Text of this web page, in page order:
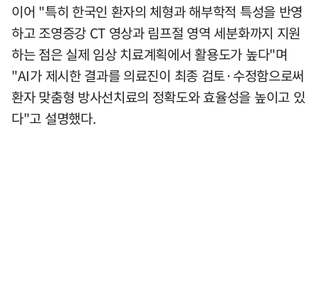
이어 "특히 한국인 환자의 체형과 해부학적 특성을 반영
하고 조영증강 CT 영상과 림프절 영역 세분화까지 지원
하는 점은 실제 임상 치료계획에서 활용도가 높다"며
"AI가 제시한 결과를 의료진이 최종 검토·수정함으로써
환자 맞춤형 방사선치료의 정확도와 효율성을 높이고 있
다"고 설명했다.